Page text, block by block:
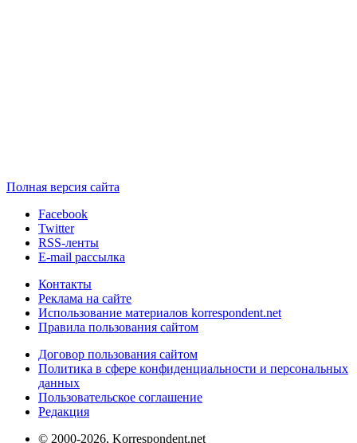
Полная версия сайта
Facebook
Twitter
RSS-ленты
E-mail рассылка
Контакты
Реклама на сайте
Использование материалов korrespondent.net
Правила пользования сайтом
Договор пользования сайтом
Политика в сфере конфиденциальности и персональных
данных
Пользовательское соглашение
Редакция
© 2000-2026, Korrespondent.net